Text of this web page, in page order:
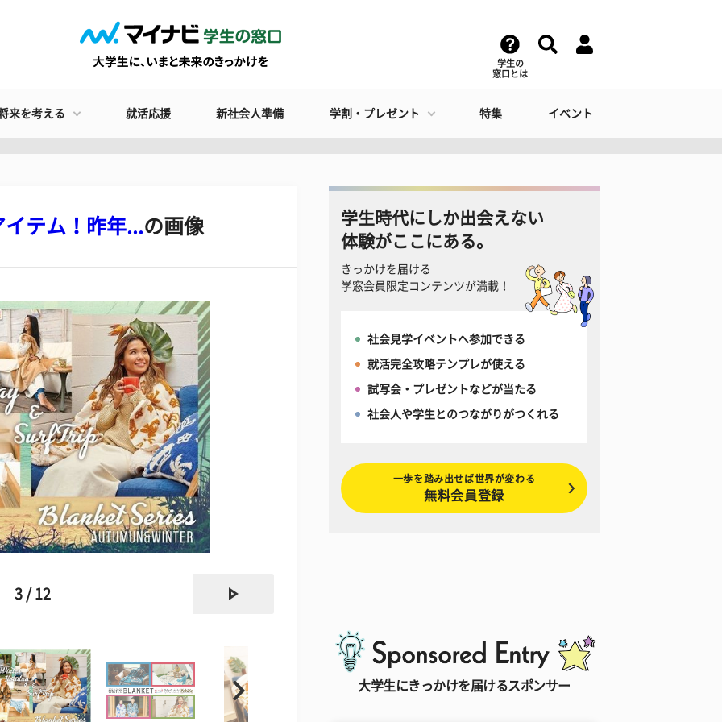
学生の
窓口とは
来を考える 就活応援 新社会人準備 学割・プレゼント 特集 イベント
テム！昨年...の画像
3 / 12
学生時代にしか出会えない
体験がここにある。
きっかけを届ける
学窓会員限定コンテンツが満載！
社会見学イベントへ参加できる
就活完全攻略テンプレが使える
試写会・プレゼントなどが当たる
社会人や学生とのつながりがつくれる
一歩を踏み出せば世界が変わる
無料会員登録
大学生にきっかけを届けるスポンサー